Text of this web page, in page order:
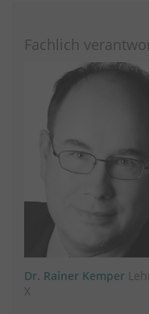
Fachlich
Dr. Rainer Kemper
X